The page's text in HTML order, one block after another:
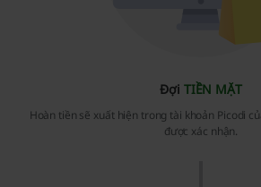
Đợi TIỀN MẶT
Hoàn tiền sẽ xuất hiện trong tài khoản Picodi
được xác nhận.